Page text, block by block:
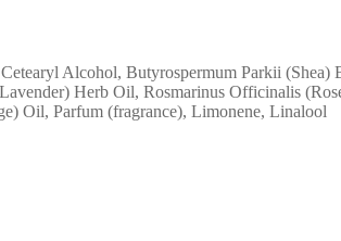
Alcohol, Butyrospermum Parkii (Shea)
Herb Oil, Rosmarinus Officinalis
Oil, Parfum (fragrance), Limonene, Linalool